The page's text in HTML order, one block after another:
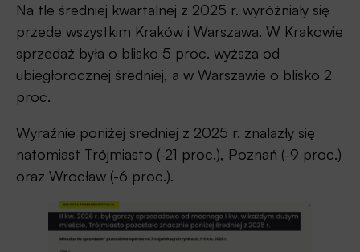
Na tle średniej kwartalnej z 2025 r. wyróżniały się
przede wszystkim Kraków i Warszawa. W Krakowie
sprzedaż była o blisko 5 proc. wyższa od
ubiegłorocznej średniej, a w Warszawie o blisko 2
proc.
Wyraźnie poniżej średniej z 2025 r. znalazły się
natomiast Trójmiasto (-21 proc.), Poznań (-9 proc.)
oraz Wrocław (-6 proc.).